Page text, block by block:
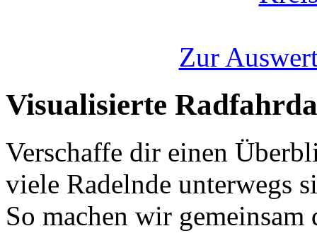
Zur
Visualisierte
Verschaffe dir einen
viele Radelnde unterwegs
So machen wir